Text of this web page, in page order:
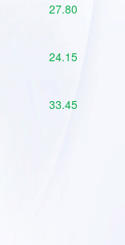
27.80
24.15
33.45